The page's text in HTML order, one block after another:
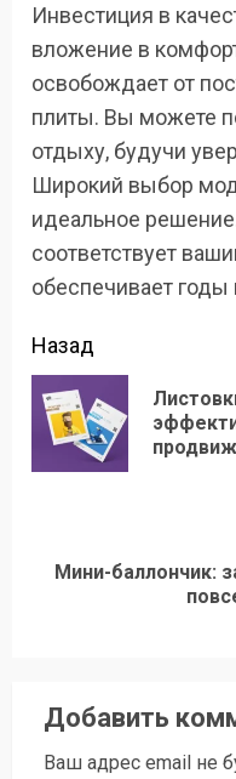
Инвестиция в
вложение в
освобождает от
плиты. Вы можете
отдыху, будучи
Широкий выбор
идеальное
соответствует
обеспечивает
Продолжить
чтение
Назад
Следующая
Мини-баллончик:
Добавить
Ваш адрес email не